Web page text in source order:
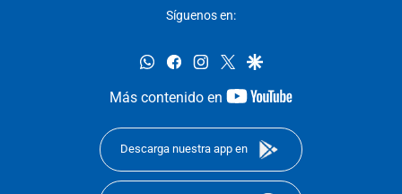
Síguenos en:
whatsappfacebookinstagram
twittergoogle
Más contenido en
youtube-
Descarga nuestra app en